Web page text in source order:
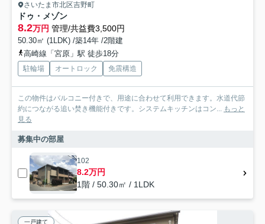
さいたま市北区吉野町
ドゥ・メゾン
8.2万円 管理/共益費3,500円
50.30㎡ (1LDK) /築14年 /2階建
高崎線「宮原」駅 徒歩18分
駐輪場 オートロック 免震構造
この物件はバルコニー付きで、用途に合わせて利用できます。水道代節
約につながる追い焚き機能付きです。システムキッチンはコン... もっと
見る
募集中の部屋
102
8.2万円
1階 / 50.30㎡ / 1LDK
一戸建て